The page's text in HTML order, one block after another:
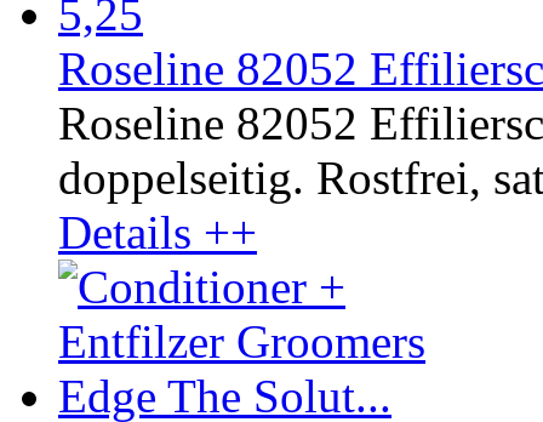
Roseline 82052
Roseline 82052
doppelseitig. Rostfrei,
Details ++